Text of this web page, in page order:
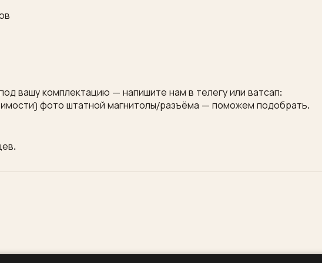
вашу комплектацию — напишите нам в телегу или ватсап:
фото штатной магнитолы/разъёма — поможем подобрать.